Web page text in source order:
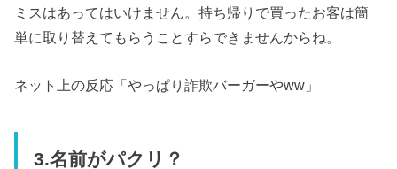
ミスはあってはいけません。持ち帰りで買ったお客は簡
単に取り替えてもらうことすらできませんからね。
ネット上の反応「やっぱり詐欺バーガーやww」
3.名前がパクリ？